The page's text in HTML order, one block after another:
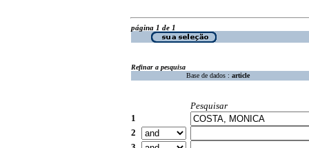
página 1 de 1
Refinar a pesquisa
Base de dados : article
Pesquisar
1
2